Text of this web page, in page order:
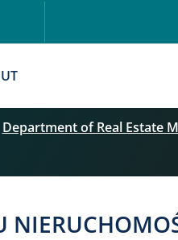
Department of Real Estate